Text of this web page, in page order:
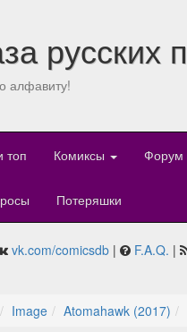
русских
алфавиту!
топ Комиксы Форум
Потеряшки
vk.com/comicsdb | F.A.Q. |
Image Atomahawk (2017)